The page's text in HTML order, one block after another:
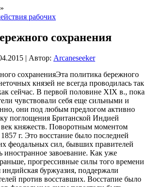
»
рабочих
сохранения
| Автор: Arcaneseeker
Эта политика бережного
князей не всегда проводилась так
сейчас. В первой половине XIX в., пока
чувствовали себя еще сильными и
они под любым предлогом активно
поглощения Британской Индией
княжеств. Поворотным моментом
г. Это восстание было последней
феодальных сил, бывших правителей
иностранное завоевание. Как уже
прогрессивные силы того времени
буржуазия, поддержали
против восставших. Восстапие было